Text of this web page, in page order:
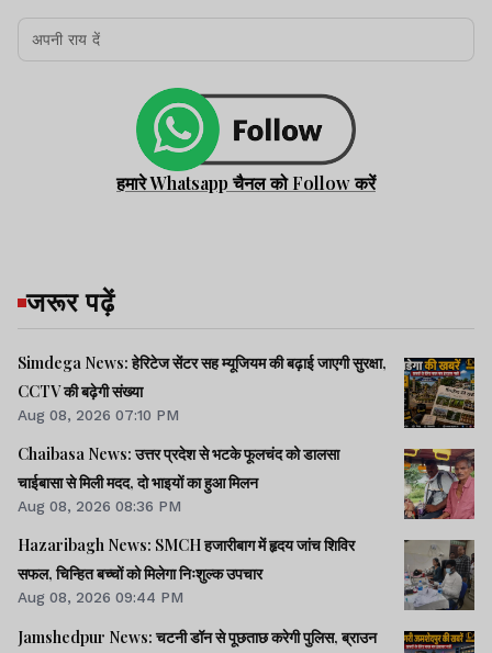
हमारे Whatsapp चैनल को Follow करें
जरूर पढ़ें
Simdega News: हेरिटेज सेंटर सह म्यूजियम की बढ़ाई जाएगी सुरक्षा,
CCTV की बढ़ेगी संख्या
Aug 08, 2026 07:10 PM
Chaibasa News: उत्तर प्रदेश से भटके फूलचंद को डालसा
चाईबासा से मिली मदद, दो भाइयों का हुआ मिलन
Aug 08, 2026 08:36 PM
Hazaribagh News: SMCH हजारीबाग में हृदय जांच शिविर
सफल, चिन्हित बच्चों को मिलेगा निःशुल्क उपचार
Aug 08, 2026 09:44 PM
Jamshedpur News: चटनी डॉन से पूछताछ करेगी पुलिस, ब्राउन